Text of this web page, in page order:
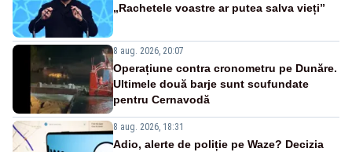
„Rachetele voastre ar putea salva vieți”
8 aug. 2026, 20:07
Operațiune contra cronometru pe Dunăre.
Ultimele două barje sunt scufundate
pentru Cernavodă
8 aug. 2026, 18:31
Adio, alerte de poliție pe Waze? Decizia